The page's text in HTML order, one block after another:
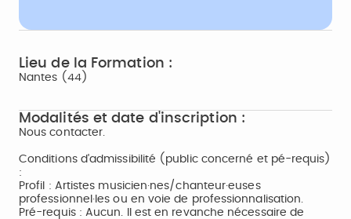
Lieu de la Formation :
Nantes (44)
Modalités et date d'inscription :
Nous contacter.
Conditions d'admissibilité (public concerné et pé-requis)
:
Profil : Artistes musicien·nes/chanteur·euses
professionnel·les ou en voie de professionnalisation.
Pré-requis : Aucun. Il est en revanche nécessaire de